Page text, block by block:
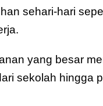
sehari-hari
yang besar
sekolah hingga